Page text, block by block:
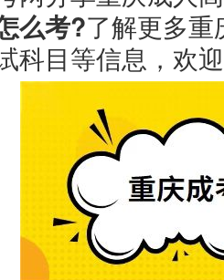
么考?了解更多
科目等信息，欢